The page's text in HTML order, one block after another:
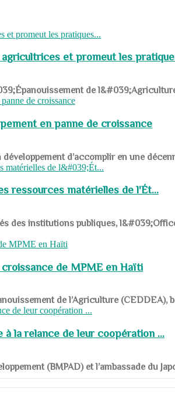
et promeut les
de
en panne de croissance
d’accomplir en une
ressources matérielles de l'Ét...
des institutions publiques,
de MPME en Haïti
de l’Agriculture (CEDDEA),
à la relance de leur coopération ...
(BMPAD) et l’ambassade du